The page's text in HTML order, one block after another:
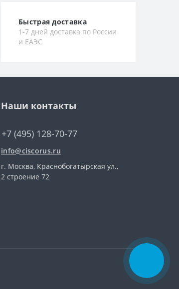
Быстрая доставка
1-7 дней доставка по России
и ЕАЭС
Наши контакты
+7 (495) 128-70-77
info@ciscorus.ru
г. Москва, Краснобогатырская ул.,
2 строение 72